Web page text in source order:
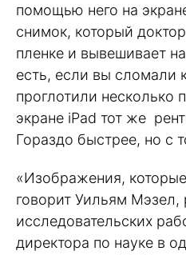
помощью него на
снимок, который
пленке и вывешивает
есть, если вы сломали
проглотили несколько
экране iPad тот же
Гораздо быстрее, но с
«Изображения,
говорит Уильям Мэзел,
исследовательских
директора по науке в